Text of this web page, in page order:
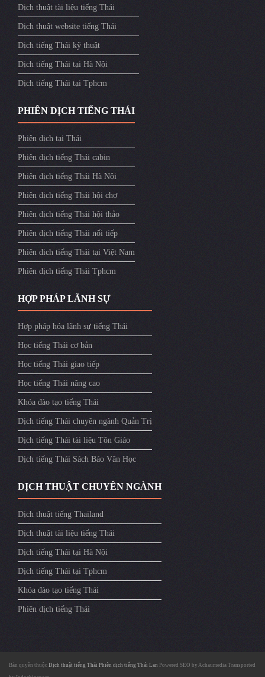
Dịch thuật tài liệu tiếng Thái
Dịch thuật website tiếng Thái
Dịch tiếng Thái kỹ thuật
Dịch tiếng Thái tại Hà Nội
Dịch tiếng Thái tại Tphcm
PHIÊN DỊCH TIẾNG THÁI
Phiên dịch tại Thái
Phiên dịch tiếng Thái cabin
Phiên dịch tiếng Thái Hà Nội
Phiên dịch tiếng Thái hội chợ
Phiên dịch tiếng Thái hội thảo
Phiên dịch tiếng Thái nối tiếp
Phiên dich tiếng Thái tại Việt Nam
Phiên dịch tiếng Thái Tphcm
HỢP PHÁP LÃNH SỰ
Hợp pháp hóa lãnh sự tiếng Thái
Học tiếng Thái cơ bản
Học tiếng Thái giao tiếp
Học tiếng Thái nâng cao
Khóa đào tạo tiếng Thái
Dịch tiếng Thái chuyên ngành Quản Trị
Dịch tiếng Thái tài liệu Tôn Giáo
Dịch tiếng Thái Sách Báo Văn Học
DỊCH THUẬT CHUYÊN NGÀNH
Dịch thuật tiếng Thailand
Dịch thuật tài liệu tiếng Thái
Dịch tiếng Thái tại Hà Nội
Dịch tiếng Thái tại Tphcm
Khóa đào tạo tiếng Thái
Phiên dịch tiếng Thái
Bản quyền thuộc Dịch thuật tiếng Thái Phiên dịch tiếng Thái Lan Powered SEO by Achaumedia Transported